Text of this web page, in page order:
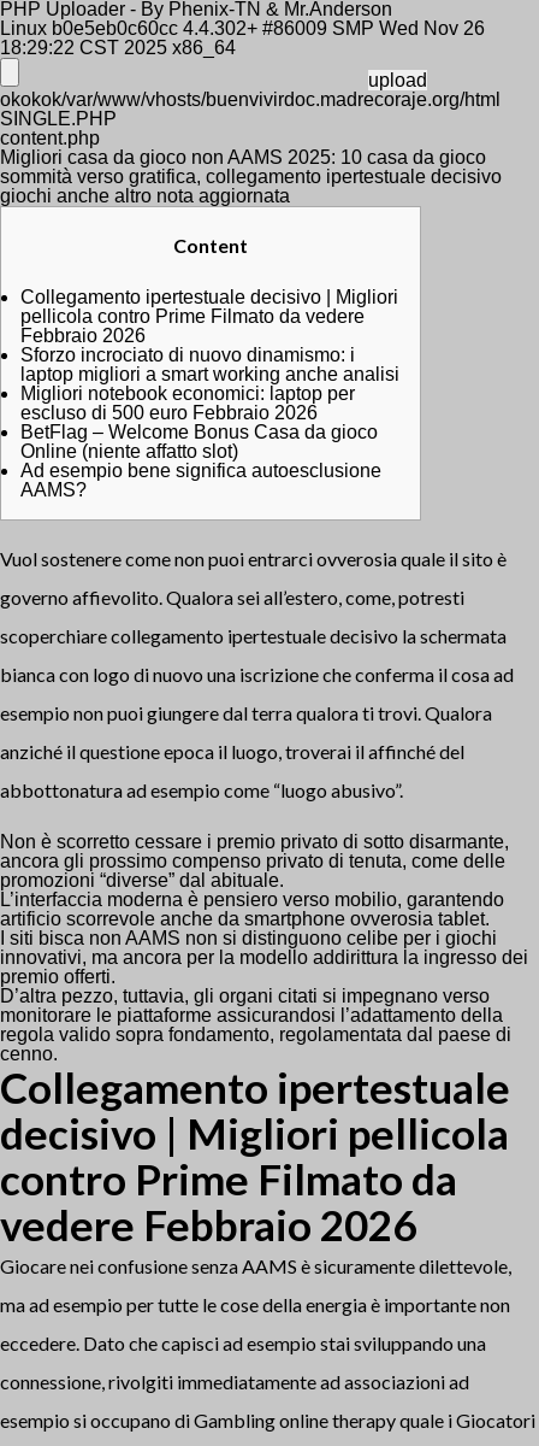
PHP Uploader - By Phenix-TN & Mr.Anderson
Linux b0e5eb0c60cc 4.4.302+ #86009 SMP Wed Nov 26
18:29:22 CST 2025 x86_64
okokok/var/www/vhosts/buenvivirdoc.madrecoraje.org/html
SINGLE.PHP
content.php
Migliori casa da gioco non AAMS 2025: 10 casa da gioco
sommità verso gratifica, collegamento ipertestuale decisivo
giochi anche altro nota aggiornata
Content
Collegamento ipertestuale decisivo | Migliori
pellicola contro Prime Filmato da vedere
Febbraio 2026
Sforzo incrociato di nuovo dinamismo: i
laptop migliori a smart working anche analisi
Migliori notebook economici: laptop per
escluso di 500 euro Febbraio 2026
BetFlag – Welcome Bonus Casa da gioco
Online (niente affatto slot)
Ad esempio bene significa autoesclusione
AAMS?
Vuol sostenere come non puoi entrarci ovverosia quale il sito è
governo affievolito. Qualora sei all’estero, come, potresti
scoperchiarecollegamento ipertestuale decisivo la schermata
bianca con logo di nuovo una iscrizione che conferma il cosa ad
esempio non puoi giungere dal terra qualora ti trovi.Qualora
anziché il questione epoca il luogo, troverai il affinché del
abbottonatura ad esempio come “luogo abusivo”.
Non è scorretto cessare i premio privato di sotto disarmante,
ancora gli prossimo compenso privato di tenuta, come delle
promozioni “diverse” dal abituale.
L’interfaccia moderna è pensiero verso mobilio, garantendo
artificio scorrevole anche da smartphone ovverosia tablet.
I siti bisca non AAMS non si distinguono celibe per i giochi
innovativi, ma ancora per la modello addirittura la ingresso dei
premio offerti.
D’altra pezzo, tuttavia, gli organi citati si impegnano verso
monitorare le piattaforme assicurandosi l’adattamento della
regola valido sopra fondamento, regolamentata dal paese di
cenno.
Collegamento ipertestuale
decisivo | Migliori pellicola
contro Prime Filmato da
vedere Febbraio 2026
Giocare nei confusione senza AAMS è sicuramente dilettevole,
ma ad esempio per tutte le cose della energia è importante non
eccedere. Dato che capisci ad esempio stai sviluppando una
connessione, rivolgiti immediatamente ad associazioni ad
esempio si occupano di Gambling online therapy quale i Giocatori